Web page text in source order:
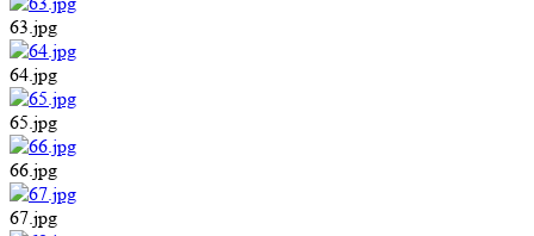
63.jpg
64.jpg
65.jpg
66.jpg
67.jpg